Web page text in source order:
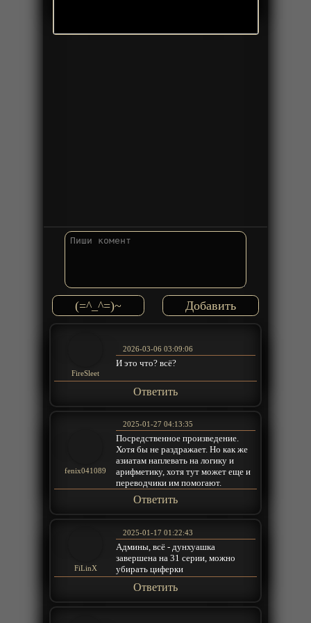
(=^_^=)~
FireSleet
2026-03-06 03:09:06
И это что? всё?
Ответить
fenix041089
2025-01-27 04:13:35
Посредственное произведение.
Хотя бы не раздражает. Но как же
азиатам наплевать на логику и
арифметику, хотя тут может еще и
переводчики им помогают.
Ответить
FiLinX
2025-01-17 01:22:43
Админы, всё - дунхуашка
завершена на 31 серии, можно
убирать циферки
Ответить